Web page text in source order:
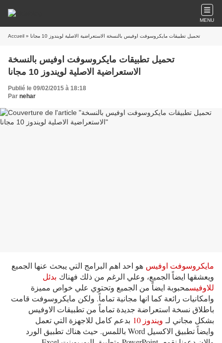
MENU
Accueil » تحميل تطبيقات مايكروسوفت اوفيس بالنسخة الاستعراضية الاصلية لويندوز 10 مجانا
تحميل تطبيقات مايكروسوفت اوفيس بالنسخة
الاستعراضية الاصلية لويندوز 10 مجانا
Publié le 09/02/2015 à 18:18
Par nehar
مايكروسوفت اوفيس هو احد اهم البرامج التي يبحث عنها الجميع
ويعشقها ايضاً الجميع، وعلي الرغم من ذلك فهناك بدئل
للاوفيسمحبوبة ايضاً من الجميع وتحتوي علي خواص مميزة
وامكانيات رائعة كما انها مجانية تماماً. ولكن مايكروسوفت قامت
باطلاق نسخة استعراضة جديدة تماماً من تطبيقات الاوفيس
بشكل مجاني لـ ويندوز 10
بدعم كامل للاجهزة التي تعمل
باللمس. حيث هناك تطبيق الورد Word وايضاً تطبيق الاكسيل